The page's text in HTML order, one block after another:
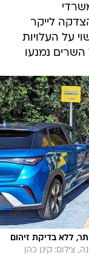
לייקר
על העלויות
נמנעו
ללא בדיקת זיהום
צילום: קינן כהן